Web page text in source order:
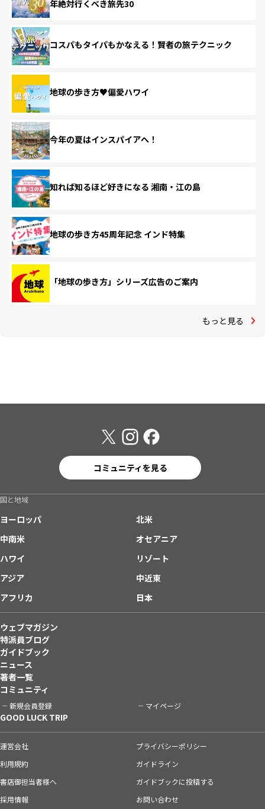
年絶対行くべき旅先30
コスパもタイパもかなえる！賢者の旅テクニック
地球の歩き方♥偏愛ハワイ
今年の夏はインスパイアへ！
知れば知るほど好きになる 湘南・江の島
地球の歩き方45周年記念 インド特集
「地球の歩き方」シリーズ広告のご案内
もっと見る
コミュニティを見る
国と地域
ヨーロッパ
北米
中南米
オセアニア
ハワイ
リゾート
アジア
中近東
アフリカ
日本
ウェブマガジン
特派員ブログ
ガイドブック
ニュース
著者一覧
コミュニティ
新規会員登録 マイページ
GOOD LUCK TRIP
運営会社
プライバシーポリシー
利用規約
ガイドライン
書店御担当者様へ
ガイドブックに投稿する
採用情報
お問い合わせ